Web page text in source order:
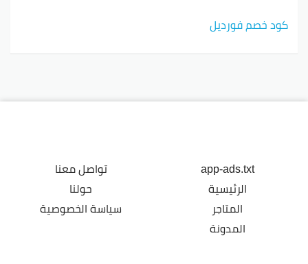
كود خصم فورديل
app-ads.txt
الرئيسية
المتاجر
المدونة
تواصل معنا
حولنا
سياسة الخصوصية